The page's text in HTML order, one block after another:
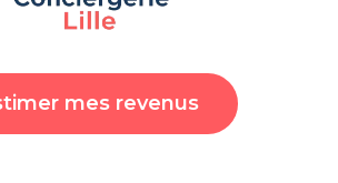
mes revenus